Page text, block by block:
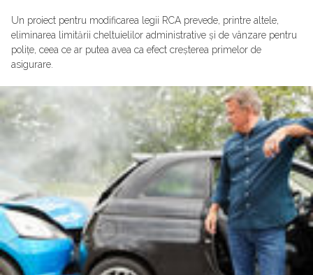
Un proiect pentru modificarea legii RCA prevede, printre altele,
eliminarea limitării cheltuielilor administrative și de vânzare pentru
polițe, ceea ce ar putea avea ca efect creșterea primelor de
asigurare.